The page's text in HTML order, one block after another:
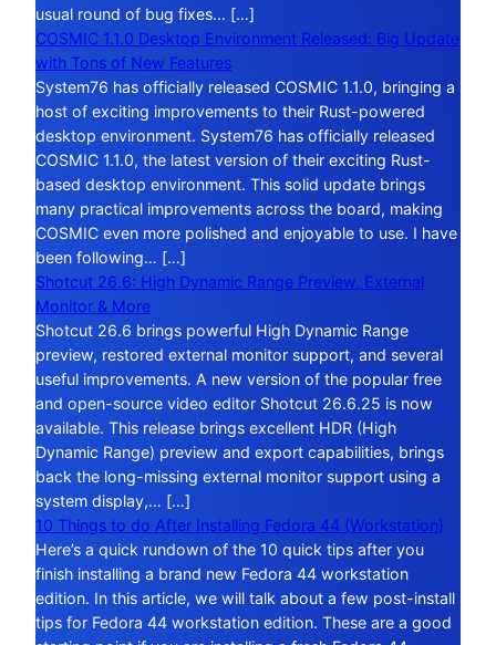
usual round of bug fixes… […]
COSMIC 1.1.0 Desktop Environment Released: Big Update
with Tons of New Features
System76 has officially released COSMIC 1.1.0, bringing a
host of exciting improvements to their Rust-powered
desktop environment. System76 has officially released
COSMIC 1.1.0, the latest version of their exciting Rust-
based desktop environment. This solid update brings
many practical improvements across the board, making
COSMIC even more polished and enjoyable to use. I have
been following… […]
Shotcut 26.6: High Dynamic Range Preview, External
Monitor & More
Shotcut 26.6 brings powerful High Dynamic Range
preview, restored external monitor support, and several
useful improvements. A new version of the popular free
and open-source video editor Shotcut 26.6.25 is now
available. This release brings excellent HDR (High
Dynamic Range) preview and export capabilities, brings
back the long-missing external monitor support using a
system display,… […]
10 Things to do After Installing Fedora 44 (Workstation)
Here’s a quick rundown of the 10 quick tips after you
finish installing a brand new Fedora 44 workstation
edition. In this article, we will talk about a few post-install
tips for Fedora 44 workstation edition. These are a good